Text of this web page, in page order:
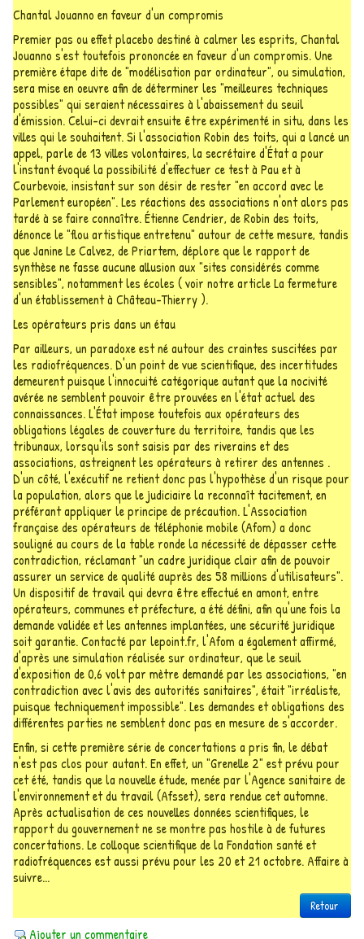
Chantal Jouanno en faveur d'un compromis
Premier pas ou effet placebo destiné à calmer les esprits, Chantal
Jouanno s'est toutefois prononcée en faveur d'un compromis. Une
première étape dite de "modélisation par ordinateur", ou simulation,
sera mise en oeuvre afin de déterminer les "meilleures techniques
possibles" qui seraient nécessaires à l'abaissement du seuil
d'émission. Celui-ci devrait ensuite être expérimenté in situ, dans les
villes qui le souhaitent. Si l'association Robin des toits, qui a lancé un
appel, parle de 13 villes volontaires, la secrétaire d'État a pour
l'instant évoqué la possibilité d'effectuer ce test à Pau et à
Courbevoie, insistant sur son désir de rester "en accord avec le
Parlement européen". Les réactions des associations n'ont alors pas
tardé à se faire connaître. Étienne Cendrier, de Robin des toits,
dénonce le "flou artistique entretenu" autour de cette mesure, tandis
que Janine Le Calvez, de Priartem, déplore que le rapport de
synthèse ne fasse aucune allusion aux "sites considérés comme
sensibles", notamment les écoles ( voir notre article La fermeture
d'un établissement à Château-Thierry ).
Les opérateurs pris dans un étau
Par ailleurs, un paradoxe est né autour des craintes suscitées par
les radiofréquences. D'un point de vue scientifique, des incertitudes
demeurent puisque l'innocuité catégorique autant que la nocivité
avérée ne semblent pouvoir être prouvées en l'état actuel des
connaissances. L'État impose toutefois aux opérateurs des
obligations légales de couverture du territoire, tandis que les
tribunaux, lorsqu'ils sont saisis par des riverains et des
associations, astreignent les opérateurs à retirer des antennes .
D'un côté, l'exécutif ne retient donc pas l'hypothèse d'un risque pour
la population, alors que le judiciaire la reconnaît tacitement, en
préférant appliquer le principe de précaution. L'Association
française des opérateurs de téléphonie mobile (Afom) a donc
souligné au cours de la table ronde la nécessité de dépasser cette
contradiction, réclamant "un cadre juridique clair afin de pouvoir
assurer un service de qualité auprès des 58 millions d'utilisateurs".
Un dispositif de travail qui devra être effectué en amont, entre
opérateurs, communes et préfecture, a été défini, afin qu'une fois la
demande validée et les antennes implantées, une sécurité juridique
soit garantie. Contacté par lepoint.fr, l'Afom a également affirmé,
d'après une simulation réalisée sur ordinateur, que le seuil
d'exposition de 0,6 volt par mètre demandé par les associations, "en
contradiction avec l'avis des autorités sanitaires", était "irréaliste,
puisque techniquement impossible". Les demandes et obligations des
différentes parties ne semblent donc pas en mesure de s'accorder.
Enfin, si cette première série de concertations a pris fin, le débat
n'est pas clos pour autant. En effet, un "Grenelle 2" est prévu pour
cet été, tandis que la nouvelle étude, menée par l'Agence sanitaire de
l'environnement et du travail (Afsset), sera rendue cet automne.
Après actualisation de ces nouvelles données scientifiques, le
rapport du gouvernement ne se montre pas hostile à de futures
concertations. Le colloque scientifique de la Fondation santé et
radiofréquences est aussi prévu pour les 20 et 21 octobre. Affaire à
suivre...
Retour
Ajouter un commentaire